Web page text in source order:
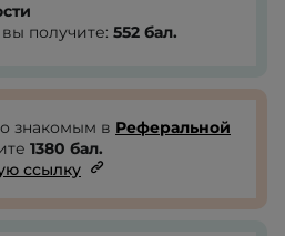
получите: 552 бал.
знакомым в Реферальной
1380 бал.
ссылку